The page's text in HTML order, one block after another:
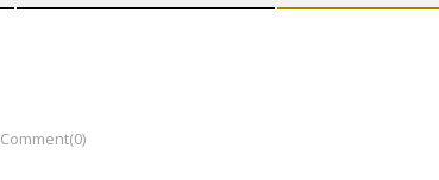
Comment(0)